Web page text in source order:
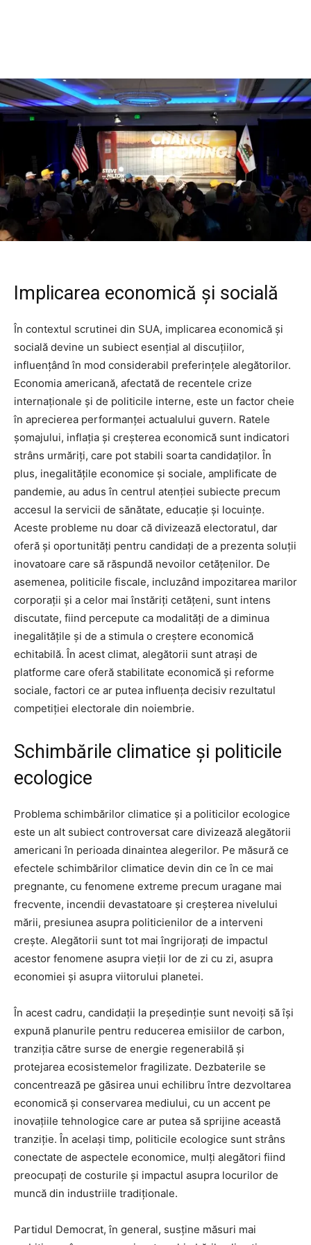
Implicarea economică și socială
În contextul scrutinei din SUA, implicarea economică și
socială devine un subiect esențial al discuțiilor,
influențând în mod considerabil preferințele alegătorilor.
Economia americană, afectată de recentele crize
internaționale și de politicile interne, este un factor cheie
în aprecierea performanței actualului guvern. Ratele
șomajului, inflația și creșterea economică sunt indicatori
strâns urmăriți, care pot stabili soarta candidaților. În
plus, inegalitățile economice și sociale, amplificate de
pandemie, au adus în centrul atenției subiecte precum
accesul la servicii de sănătate, educație și locuințe.
Aceste probleme nu doar că divizează electoratul, dar
oferă și oportunități pentru candidați de a prezenta soluții
inovatoare care să răspundă nevoilor cetățenilor. De
asemenea, politicile fiscale, incluzând impozitarea marilor
corporații și a celor mai înstăriți cetățeni, sunt intens
discutate, fiind percepute ca modalități de a diminua
inegalitățile și de a stimula o creștere economică
echitabilă. În acest climat, alegătorii sunt atrași de
platforme care oferă stabilitate economică și reforme
sociale, factori ce ar putea influența decisiv rezultatul
competiției electorale din noiembrie.
Schimbările climatice și politicile
ecologice
Problema schimbărilor climatice și a politicilor ecologice
este un alt subiect controversat care divizează alegătorii
americani în perioada dinaintea alegerilor. Pe măsură ce
efectele schimbărilor climatice devin din ce în ce mai
pregnante, cu fenomene extreme precum uragane mai
frecvente, incendii devastatoare și creșterea nivelului
mării, presiunea asupra politicienilor de a interveni
crește. Alegătorii sunt tot mai îngrijorați de impactul
acestor fenomene asupra vieții lor de zi cu zi, asupra
economiei și asupra viitorului planetei.
În acest cadru, candidații la președinție sunt nevoiți să își
expună planurile pentru reducerea emisiilor de carbon,
tranziția către surse de energie regenerabilă și
protejarea ecosistemelor fragilizate. Dezbaterile se
concentrează pe găsirea unui echilibru între dezvoltarea
economică și conservarea mediului, cu un accent pe
inovațiile tehnologice care ar putea să sprijine această
tranziție. În același timp, politicile ecologice sunt strâns
conectate de aspectele economice, mulți alegători fiind
preocupați de costurile și impactul asupra locurilor de
muncă din industriile tradiționale.
Partidul Democrat, în general, susține măsuri mai